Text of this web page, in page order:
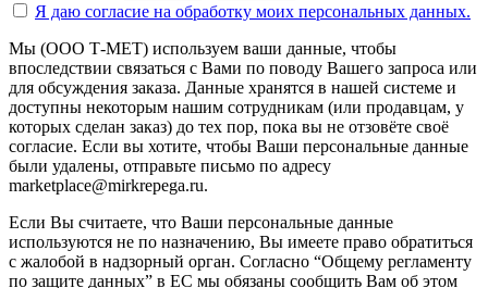
Я даю согласие на обработку моих персональных данных.
Мы (ООО Т-МЕТ) используем ваши данные, чтобы
впоследствии связаться с Вами по поводу Вашего запроса или
для обсуждения заказа. Данные хранятся в нашей системе и
доступны некоторым нашим сотрудникам (или продавцам, у
которых сделан заказ) до тех пор, пока вы не отзовёте своё
согласие. Если вы хотите, чтобы Ваши персональные данные
были удалены, отправьте письмо по адресу
marketplace@mirkrepega.ru.
Если Вы считаете, что Ваши персональные данные
используются не по назначению, Вы имеете право обратиться
с жалобой в надзорный орган. Согласно “Общему регламенту
по защите данных” в ЕС мы обязаны сообщить Вам об этом